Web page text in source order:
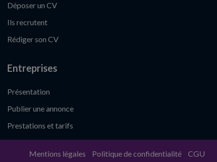
Déposer un CV
Ils recrutent
Rédiger son CV
Entreprises
Présentation
Publier une annonce
Prestations et tarifs
Mentions légales Politique de confidentialité CGU